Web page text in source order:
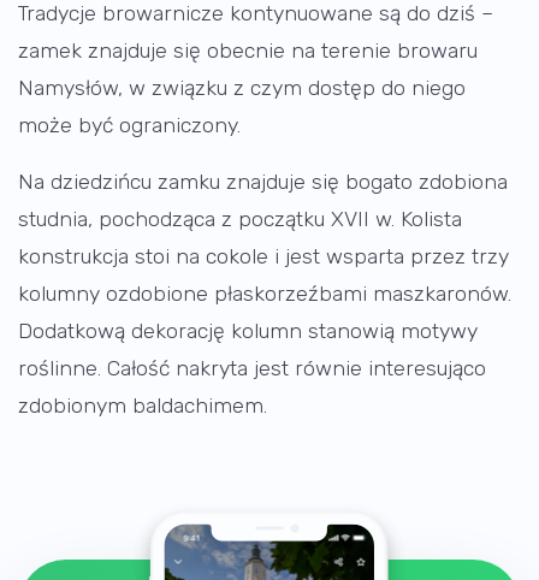
Tradycje browarnicze kontynuowane są do dziś –
zamek znajduje się obecnie na terenie browaru
Namysłów, w związku z czym dostęp do niego
może być ograniczony.
Na dziedzińcu zamku znajduje się bogato zdobiona
studnia, pochodząca z początku XVII w. Kolista
konstrukcja stoi na cokole i jest wsparta przez trzy
kolumny ozdobione płaskorzeźbami maszkaronów.
Dodatkową dekorację kolumn stanowią motywy
roślinne. Całość nakryta jest równie interesująco
zdobionym baldachimem.